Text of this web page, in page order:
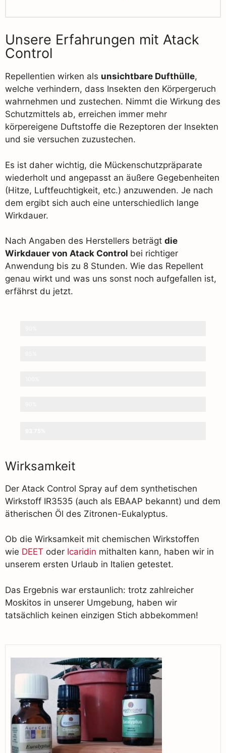
Unsere Erfahrungen mit Atack
Control
Repellentien wirken als unsichtbare Dufthülle,
welche verhindern, dass Insekten den Körpergeruch
wahrnehmen und zustechen. Nimmt die Wirkung des
Schutzmittels ab, erreichen immer mehr
körpereigene Duftstoffe die Rezeptoren der Insekten
und sie versuchen zuzustechen.
Es ist daher wichtig, die Mückenschutzpräparate
wiederholt und angepasst an äußere Gegebenheiten
(Hitze, Luftfeuchtigkeit, etc.) anzuwenden. Je nach
dem ergibt sich auch eine unterschiedlich lange
Wirkdauer.
Nach Angaben des Herstellers beträgt die
Wirkdauer von Atack Control bei richtiger
Anwendung bis zu 8 Stunden. Wie das Repellent
genau wirkt und was uns sonst noch aufgefallen ist,
erfährst du jetzt.
Wirksamkeit
Der Atack Control Spray auf dem synthetischen
Wirkstoff IR3535 (auch als EBAAP bekannt) und dem
ätherischen Öl des Zitronen-Eukalyptus.
Ob die Wirksamkeit mit chemischen Wirkstoffen
wie DEET oder Icaridin mithalten kann, haben wir in
unserem ersten Urlaub in Italien getestet.
Das Ergebnis war erstaunlich: trotz zahlreicher
Moskitos in unserer Umgebung, haben wir
tatsächlich keinen einzigen Stich abbekommen!